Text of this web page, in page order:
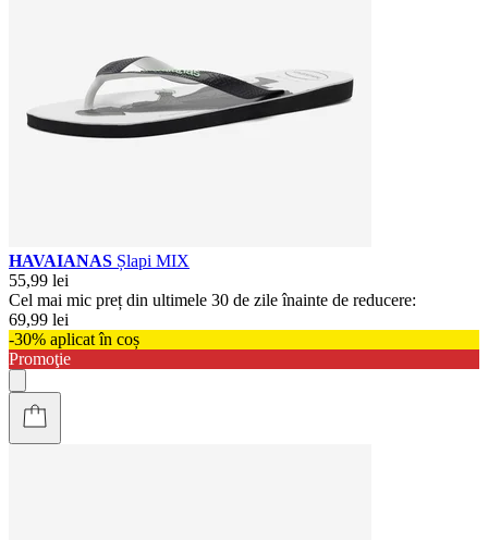
HAVAIANAS Șlapi MIX
55,99 lei
Cel mai mic preț din ultimele 30 de zile înainte de reducere:
69,99 lei
-30% aplicat în coș
Promoţie